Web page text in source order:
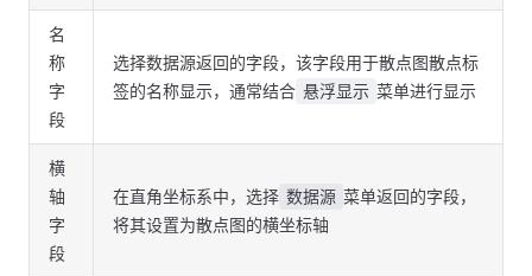
名
称
字
段
选择数据源返回的字段，该字段用于散点图散点标
签的名称显示，通常结合 悬浮显示 菜单进行显示
横
轴
字
段
在直角坐标系中，选择 数据源 菜单返回的字段，
将其设置为散点图的横坐标轴